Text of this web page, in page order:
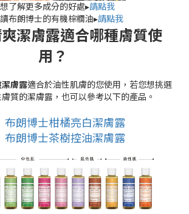
了解更多成分的好處▸請點我
布朗博士的有機棕櫚油▸請點我
潔膚露適合哪種膚質使
用？
膚露適合於油性肌膚的您使用，若您想挑選
質的潔膚露，也可以參考以下的產品。
布朗博士柑橘亮白潔膚露
布朗博士茶樹控油潔膚露